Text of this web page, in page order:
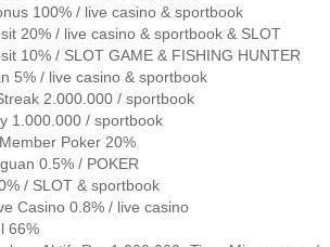
100% / live casino & sportbook
20% / live casino & sportbook & SLOT
10% / SLOT GAME & FISHING HUNTER
5% / live casino & sportbook
2.000.000 / sportbook
1.000.000 / sportbook
Poker 20%
0.5% / POKER
/ SLOT & sportbook
Casino 0.8% / live casino
66%